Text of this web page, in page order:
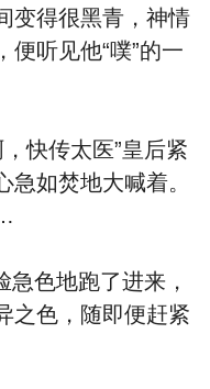
听见他“噗”的一
都慌乱‮来起‬…
⾊地跑了进来，
之⾊，随即便赶紧